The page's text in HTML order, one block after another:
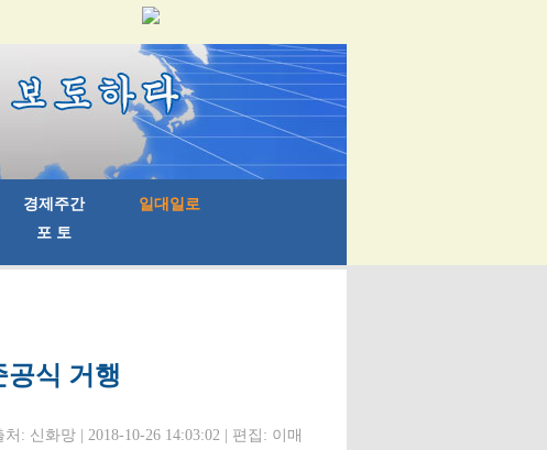
식 거행
처: 신화망 | 2018-10-26 14:03:02 | 편집: 이매